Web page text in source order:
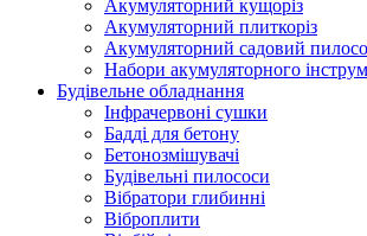
Акумуляторний кущоріз
Акумуляторний плиткоріз
Акумуляторний садовий
Набори акумуляторного
Будівельне обладнання
Інфрачервоні сушки
Бадді для бетону
Бетонозмішувачі
Будівельні пилососи
Вібратори глибинні
Віброплити